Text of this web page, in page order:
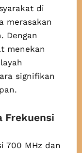
di
merasakan
Dengan
menekan
signifikan
Frekuensi
700 MHz dan